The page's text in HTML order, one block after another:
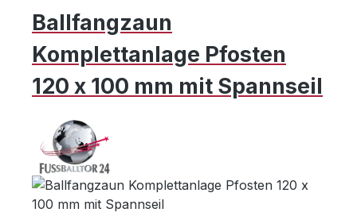
Ballfangzaun
Komplettanlage Pfosten
120 x 100 mm mit Spannseil
Bildergalerie überspringen